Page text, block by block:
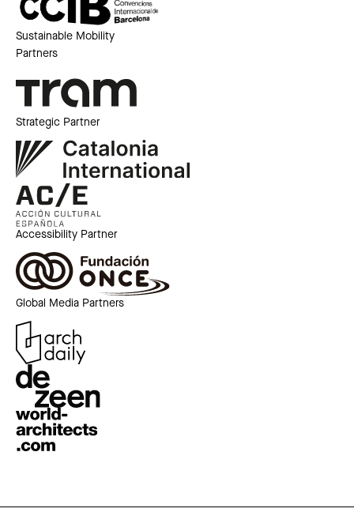
Sustainable Mobility
Partners
Strategic Partner
Accessibility Partner
Global Media Partners